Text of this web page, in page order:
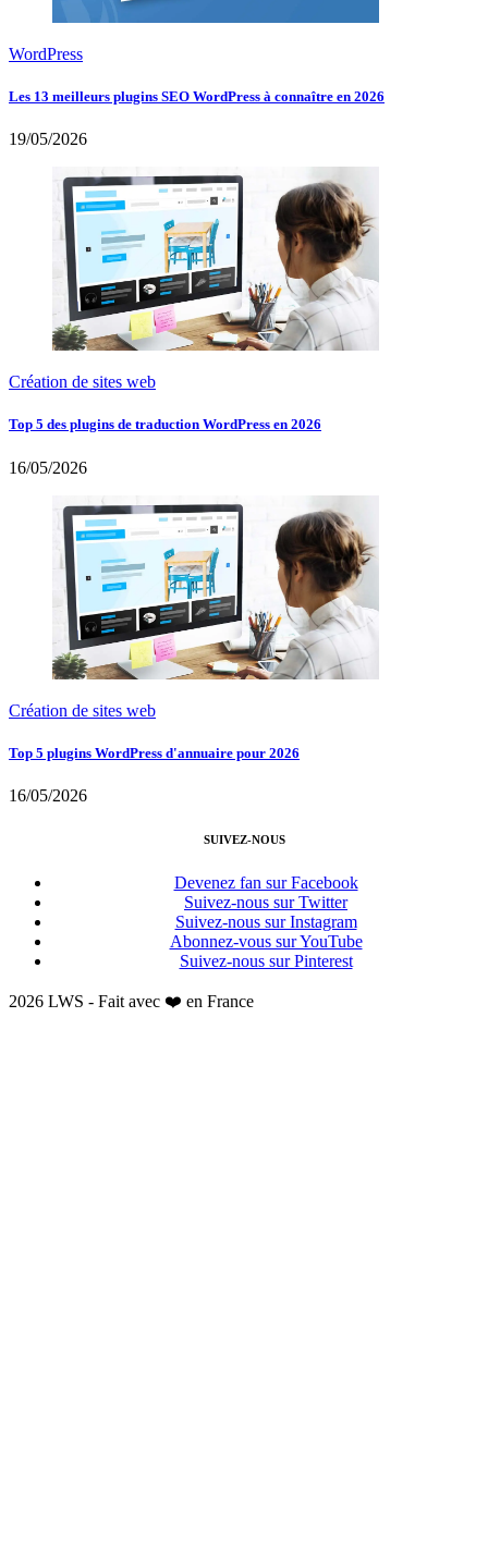
WordPress
Les 13 meilleurs plugins SEO WordPress à connaître en 2026
19/05/2026
Création de sites web
Top 5 des plugins de traduction WordPress en 2026
16/05/2026
Création de sites web
Top 5 plugins WordPress d'annuaire pour 2026
16/05/2026
SUIVEZ-NOUS
Devenez fan sur Facebook
Suivez-nous sur Twitter
Suivez-nous sur Instagram
Abonnez-vous sur YouTube
Suivez-nous sur Pinterest
2026 LWS - Fait avec ❤️ en France